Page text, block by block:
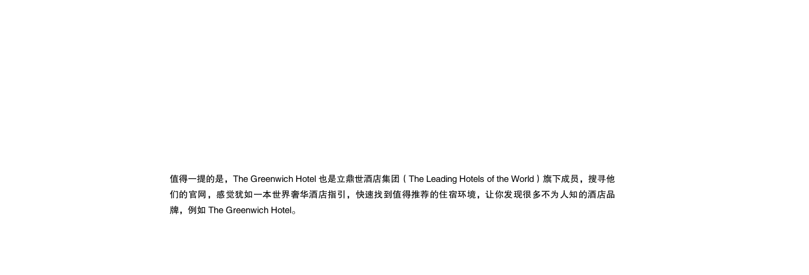
值得一提的是，The Greenwich Hotel 也是立鼎世酒店集团（The Leading Hotels of the World）旗下成员，搜寻他
们的官网，感觉犹如一本世界奢华酒店指引，快速找到值得推荐的住宿环境，让你发现很多不为人知的酒店品
牌，例如 The Greenwich Hotel。